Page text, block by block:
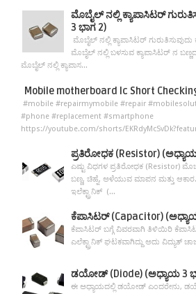
ಮೊಬೈಲ್ ನಲ್ಲಿ ಕ್ಯಾಪಾಸಿಟರ್
3 ಭಾಗ 2)
ಮೊಬೈಲ್ ನಲ್ಲಿ ಕ್ಯಾಪಾಸಿಟರ್
ಮೊಬೈಲ್ ನಲ್ಲಿ ಬಳಸುವ ಕ್ಯಾಪಾಸಿಟರ್ ನ
ಮೊಬೈಲ್ ನಲ್ಲಿ ಕ್ಯಾಪಾಸ...
Mobile motherboard Ic Short
#mobile #repairmymobile #repair
#phone #replacement #smartphone
https://youtube.com/shorts/
ಪ್ರತಿರೋಧಕ (Resistor)
ಎಷ್ಟು ವಿಧಗಳ ಪ್ರತಿರೋಧಕ (Resistor)
ಬಣ್ಣ, ಚಿಹ್ನೆ, ಅಳೆಯುವ ಮಾಪನ ಮತ್ತು
ಇಲೆಕ್ಟ್ರಾನಿಕ್ (...
ಕೆಪಾಸಿಟರ್ (Capacitor)
ಕೆಪಾಸಿಟರ್ ಬಗ್ಗೆ ವಿವರವಾಗಿ ತಿಳಿಯಿರಿ
ಎಲೆಕ್ಟ್ರಾನಿಕ್ ಘಟಕವಾಗಿದ್ದು ಅದು ವಿದ್ಯುತ್
ಡಯೋಡ್ (Diode) (ಅಧ್ಯಾಯ 3
ಈ ಅಧ್ಯಾಯದಲ್ಲಿ ಡಯೋಡ್ ಎಂದರೇನು,